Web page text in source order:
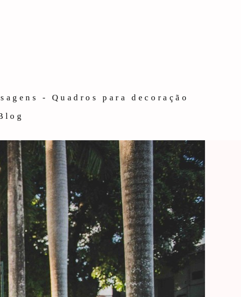
- Quadros para decoração